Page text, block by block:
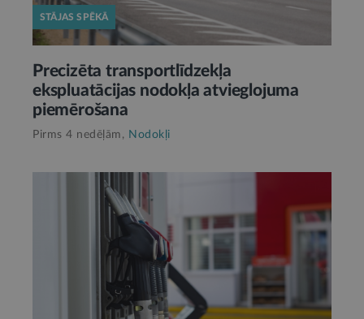
STĀJAS SPĒKĀ
Precizēta transportlīdzekļa
ekspluatācijas nodokļa atvieglojuma
piemērošana
Pirms 4 nedēļām, Nodokļi